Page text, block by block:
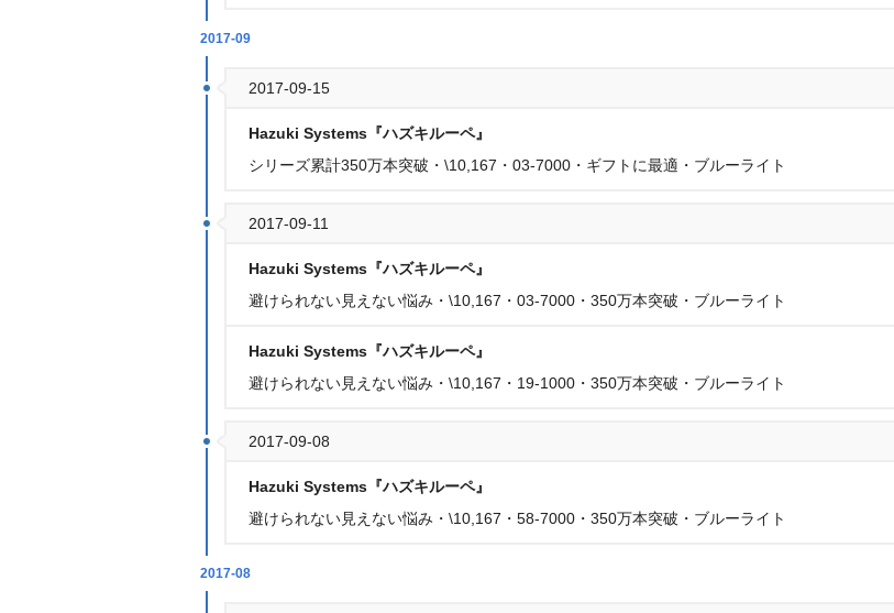
2017-09
2017-09-15
Hazuki Systems『ハズキルーペ』
シリーズ累計350万本突破・\10,167・03-7000・ギフトに最適・ブルーライト
2017-09-11
Hazuki Systems『ハズキルーペ』
避けられない見えない悩み・\10,167・03-7000・350万本突破・ブルーライト
Hazuki Systems『ハズキルーペ』
避けられない見えない悩み・\10,167・19-1000・350万本突破・ブルーライト
2017-09-08
Hazuki Systems『ハズキルーペ』
避けられない見えない悩み・\10,167・58-7000・350万本突破・ブルーライト
2017-08